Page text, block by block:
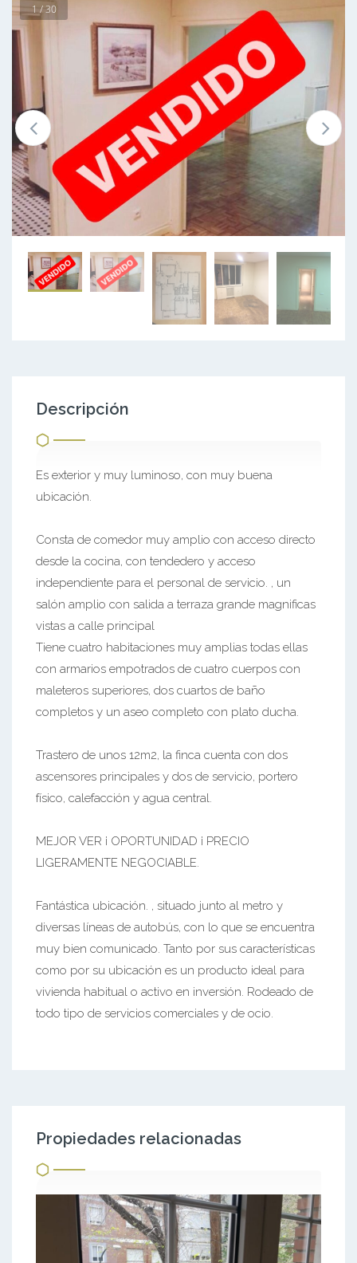
1 / 30
Descripción
Es exterior y muy luminoso, con muy buena
ubicación.
Consta de comedor muy amplio con acceso directo
desde la cocina, con tendedero y acceso
independiente para el personal de servicio. , un
salón amplio con salida a terraza grande magnificas
vistas a calle principal
Tiene cuatro habitaciones muy amplias todas ellas
con armarios empotrados de cuatro cuerpos con
maleteros superiores, dos cuartos de baño
completos y un aseo completo con plato ducha.
Trastero de unos 12m2, la finca cuenta con dos
ascensores principales y dos de servicio, portero
físico, calefacción y agua central.
MEJOR VER ¡ OPORTUNIDAD ¡ PRECIO
LIGERAMENTE NEGOCIABLE.
Fantástica ubicación. , situado junto al metro y
diversas líneas de autobús, con lo que se encuentra
muy bien comunicado. Tanto por sus características
como por su ubicación es un producto ideal para
vivienda habitual o activo en inversión. Rodeado de
todo tipo de servicios comerciales y de ocio.
Propiedades relacionadas